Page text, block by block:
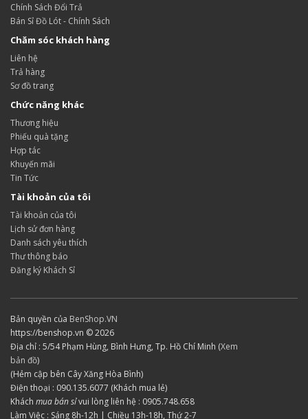
Chính Sách Đổi Trả
Bán Sỉ Đồ Lót - Chính Sách
Chăm sóc khách hàng
Liên hệ
Trả hàng
Sơ đồ trang
Chức năng khác
Thương hiệu
Phiếu quà tặng
Hợp tác
Khuyến mãi
Tin Tức
Tài khoản của tôi
Tài khoản của tôi
Lịch sử đơn hàng
Danh sách yêu thích
Thư thông báo
Đăng ký Khách Sỉ
Bản quyền của BenShop.VN
https://benshop.vn © 2026
Địa chỉ : 5/54 Phạm Hùng, Bình Hưng, Tp. Hồ Chí Minh (Xem
bản đồ)
(Hẻm cập bên Cây Xăng Hòa Bình)
Điện thoại : 090.135.6077 (Khách mua lẻ)
Khách mua bán sỉvui lòng liên hệ : 0905.748.658
Làm Việc : Sáng 8h-12h | Chiều 13h-18h, Thứ 2-7